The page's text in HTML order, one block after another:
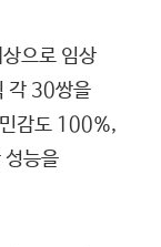
으로 임상
각 30쌍을
감도 100%,
능을